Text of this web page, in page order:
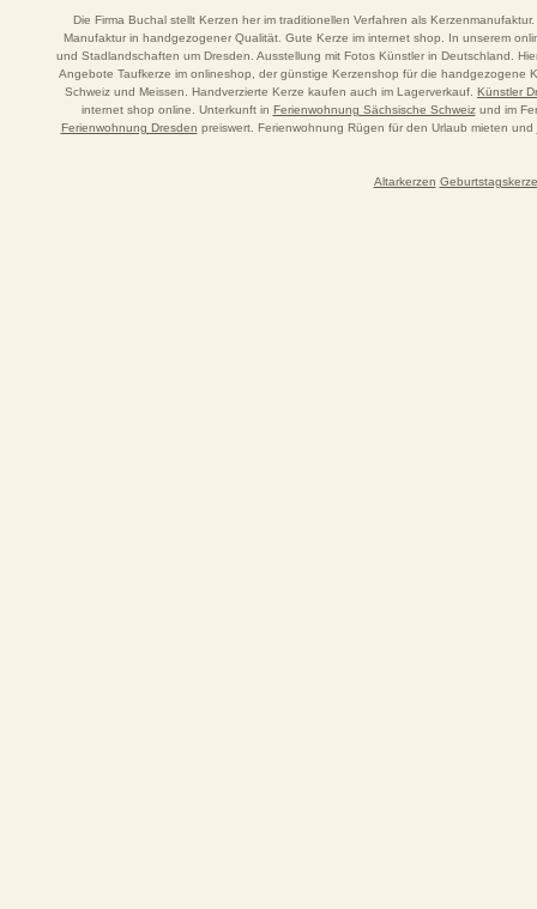
Die Firma Buchal stellt Kerzen her im traditionellen Verfahren als
Manufaktur in handgezogener Qualität. Gute Kerze im internet shop. In unserem
und Stadlandschaften um Dresden. Ausstellung mit Fotos Künstler in Deutschland.
Angebote Taufkerze im onlineshop, der günstige Kerzenshop für die handgezogene
Schweiz und Meissen. Handverzierte Kerze kaufen auch im Lagerverkauf. Künstler
internet shop online. Unterkunft in Ferienwohnung Sächsische Schweizund im
Ferienwohnung Dresden preiswert. Ferienwohnung Rügen für den Urlaub mieten und
Altarkerzen